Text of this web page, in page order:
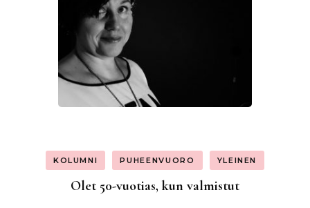
KOLUMNI PUHEENVUORO YLEINEN
Olet 50-vuotias, kun valmistut